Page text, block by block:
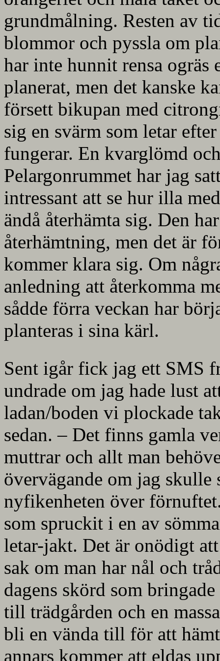
grundmålning. Resten av
blommor och pyssla om
har inte hunnit rensa ogräs
planerat, men det kanske
försett bikupan med
sig en svärm som letar
fungerar. En kvarglömd
Pelargonrummet har jag
intressant att se hur illa
ändå återhämta sig. Den
återhämtning, men det är
kommer klara sig. Om
anledning att återkomma
sådde förra veckan har
planteras i sina kärl.
Sent igår fick jag ett SMS
undrade om jag hade lust
ladan/boden vi plockade
sedan. – Det finns gamla
muttrar och allt man
övervägande om jag skulle
nyfikenheten över
som spruckit i en av
letar-jakt. Det är onödigt
sak om man har nål och
dagens skörd som
till trädgården och en
bli en vända till för att
annars kommer att eldas